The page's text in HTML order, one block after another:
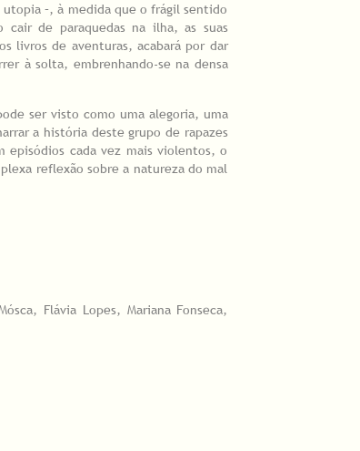
–, à medida que o frágil sentido
de paraquedas na ilha, as suas
livros de aventuras, acabará por dar
à solta, embrenhando-se na densa
ser visto como uma alegoria, uma
a história deste grupo de rapazes
episódios cada vez mais violentos, o
reflexão sobre a natureza do mal
Flávia Lopes, Mariana Fonseca,